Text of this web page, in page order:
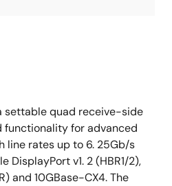
settable quad receive-side
functionality for advanced
line rates up to 6. 25Gb/s
DisplayPort v1. 2 (HBR1/2),
and 10GBase-CX4. The